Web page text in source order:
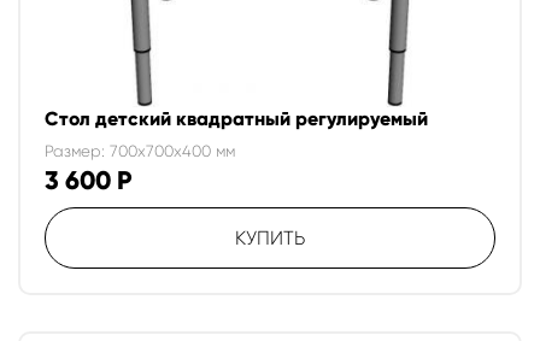
Стол детский квадратный регулируемый
Размер: 700x700x400 мм
3 600 Р
КУПИТЬ